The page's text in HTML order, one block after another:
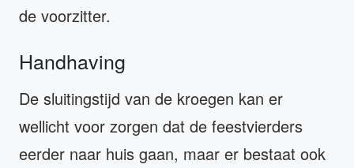
de voorzitter.
Handhaving
De sluitingstijd van de kroegen kan er
wellicht voor zorgen dat de feestvierders
eerder naar huis gaan, maar er bestaat ook